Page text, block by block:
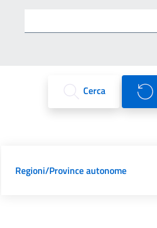
Cerca
Regioni/Province autonome